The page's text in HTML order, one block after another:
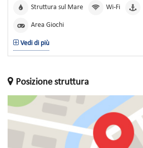
Struttura sul Mare Wi-Fi
Area Giochi
Vedi di più
Posizione struttura